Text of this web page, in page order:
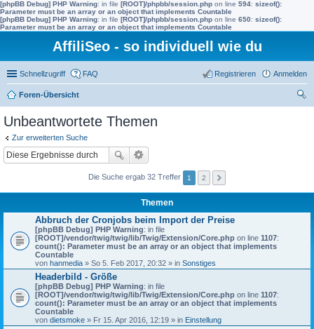
[phpBB Debug] PHP Warning: in file [ROOT]/phpbb/session.php on line 594: sizeof():
Parameter must be an array or an object that implements Countable
[phpBB Debug] PHP Warning: in file [ROOT]/phpbb/session.php on line 650: sizeof():
Parameter must be an array or an object that implements Countable
AffiliSeo - so individuell wie du
Schnellzugriff FAQ Anmelden
Registrieren
Foren-Übersicht
Unbeantwortete Themen
Zur erweiterten Suche
Die Suche ergab 32 Treffer 1 2
Themen
Abbruch der Cronjobs beim Import der Preise
[phpBB Debug] PHP Warning: in file
[ROOT]/vendor/twig/twig/lib/Twig/Extension/Core.php on line 1107:
count(): Parameter must be an array or an object that implements
Countable
von hanmedia » So 5. Feb 2017, 20:32 » in Sonstiges
Headerbild - Größe
[phpBB Debug] PHP Warning: in file
[ROOT]/vendor/twig/twig/lib/Twig/Extension/Core.php on line 1107:
count(): Parameter must be an array or an object that implements
Countable
von dietsmoke » Fr 15. Apr 2016, 12:19 » in Einstellung